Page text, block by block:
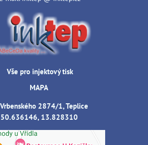
Vše pro injektový tisk
MAPA
2874/1, Teplice
50.636146, 13.828310